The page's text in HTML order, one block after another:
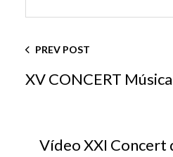
PREV POST
XV CONCERT
Vídeo XXI Concert